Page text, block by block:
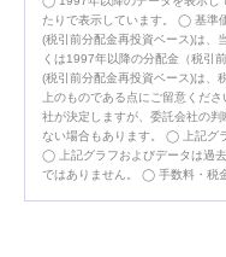
たりで表示しています。
基準
(税引前分配金再投資ベース)は、
くは1997年以降の分配金（税引
(税引前分配金再投資ベース)は、
上のものである点にご留意くださ
社が決定しますが、委託会社の
ない場合もあります。
上記グ
上記グラフおよびデータは過
ではありません。
手数料・税